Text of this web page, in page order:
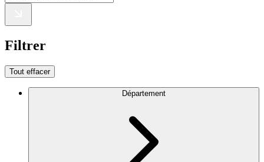
Filtrer
Tout effacer
Département